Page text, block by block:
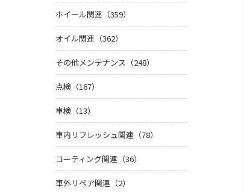
ホイール関連（359）
オイル関連（362）
その他メンテナンス（248）
点検（167）
車検（13）
車内リフレッシュ関連（78）
コーティング関連（36）
車外リペア関連（2）